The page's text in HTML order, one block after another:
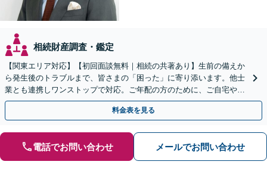
相続財産調査・鑑定
【関東エリア対応】【初回面談無料｜相続の共著あり】生前の備えか
ら発生後のトラブルまで、皆さまの「困った」に寄り添います。他士
業とも連携しワンストップで対応。ご年配の方のために、ご自宅やご
近所への出張相談も実施【秘密厳守｜休日・夜間相談可】
料金表を見る
電話でお問い合わせ メールでお問い合わせ